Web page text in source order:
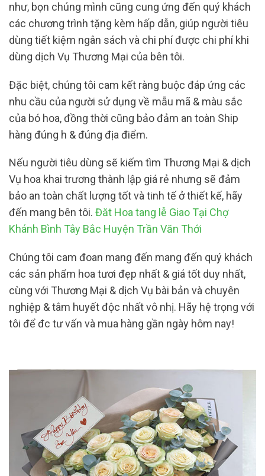
như, bọn chúng mình cũng cung ứng đến quý khách
các chương trình tặng kèm hấp dẫn, giúp người tiêu
dùng tiết kiệm ngân sách và chi phí được chi phí khi
dùng dịch Vụ Thương Mại của bên tôi.
Đặc biệt, chúng tôi cam kết ràng buộc đáp ứng các
nhu cầu của người sử dụng về mẫu mã & màu sắc
của bó hoa, đồng thời cũng bảo đảm an toàn Ship
hàng đúng h & đúng địa điểm.
Nếu người tiêu dùng sẽ kiếm tìm Thương Mại & dịch
Vụ hoa khai trương thành lập giá rẻ nhưng sẽ đảm
bảo an toàn chất lượng tốt và tinh tế ở thiết kế, hãy
đến mang bên tôi. Đăt Hoa tang lễ Giao Tại Chợ
Khánh Bình Tây Bắc Huyện Trần Văn Thới
Chúng tôi cam đoan mang đến mang đến quý khách
các sản phẩm hoa tươi đẹp nhất & giá tốt duy nhất,
cùng với Thương Mại & dịch Vụ bài bản và chuyên
nghiệp & tâm huyết độc nhất vô nhị. Hãy hệ trọng với
tôi để đc tư vấn và mua hàng gần ngày hôm nay!